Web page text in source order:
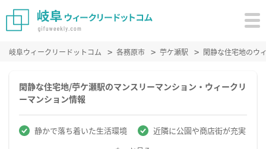
岐阜ウィークリードットコム 各務原市 苧ケ瀬駅 閑静な住宅地のウ
閑静な住宅地/苧ケ瀬駅のマンスリーマンション・ウィークリ
ーマンション情報
静かで落ち着いた生活環境 近隣に公園や商店街が充実